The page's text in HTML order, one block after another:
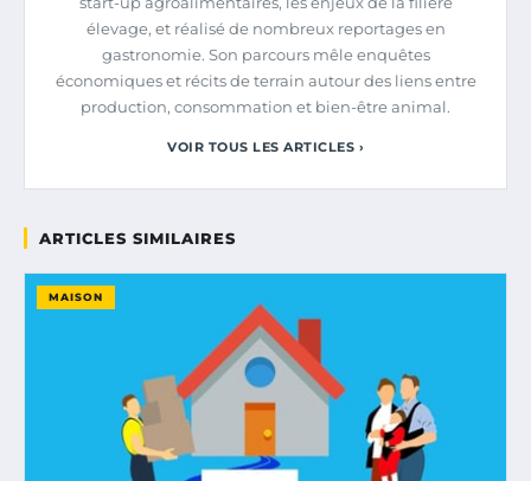
élevage, et réalisé de nombreux reportages en
gastronomie. Son parcours mêle enquêtes
économiques et récits de terrain autour des liens entre
production, consommation et bien-être animal.
VOIR TOUS LES ARTICLES ›
ARTICLES SIMILAIRES
MAISON